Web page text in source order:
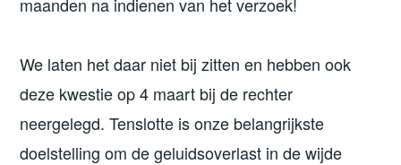
maanden na indienen van het verzoek!
We laten het daar niet bij zitten en hebben ook
deze kwestie op 4 maart bij de rechter
neergelegd. Tenslotte is onze belangrijkste
doelstelling om de geluidsoverlast in de wijde